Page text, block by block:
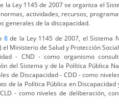
la Ley 1145 de 2007 se organiza el
actividades, recursos,
generales de la discapacidad.
8de la Ley 1145 de 2007, el Sistema
Ministerio de Salud y Protección
- CND - como organismo
del Sistema y de la Política Pública
de Discapacidad - CDD - como
de la Política Pública en Discapacidad
- como niveles de deliberación,